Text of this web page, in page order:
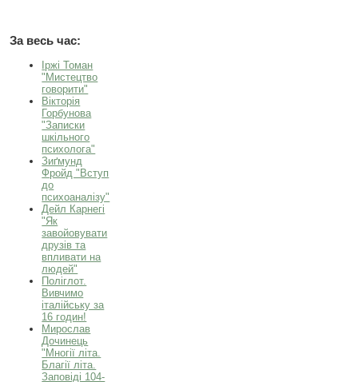
За весь час:
Іржі Томан
"Мистецтво
говорити"
Вікторія
Горбунова
"Записки
шкільного
психолога"
Зиґмунд
Фройд "Вступ
до
психоаналізу"
Дейл Карнегі
"Як
завойовувати
друзів та
впливати на
людей"
Поліглот.
Вивчимо
італійську за
16 годин!
Мирослав
Дочинець
"Многії літа.
Благії літа.
Заповіді 104-